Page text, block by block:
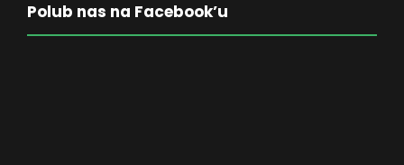
Polub nas na Facebook’u